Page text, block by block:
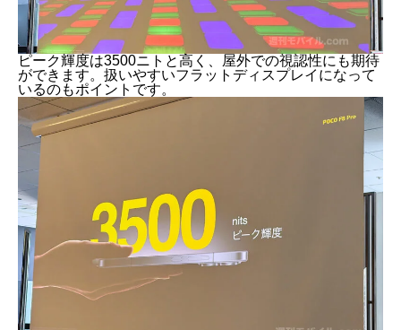
ピーク輝度は3500ニトと高く、屋外での視認性にも期待
ができます。扱いやすいフラットディスプレイになって
いるのもポイントです。